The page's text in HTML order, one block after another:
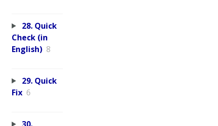
28. Quick
Check (in
English) 8
29. Quick
Fix 6
30.